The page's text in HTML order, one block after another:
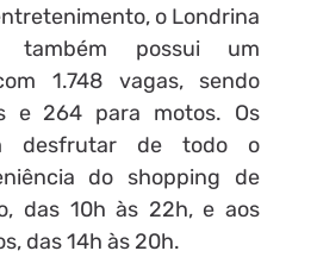
o Londrina
também possui um
1.748 vagas, sendo
e 264 para motos. Os
desfrutar de todo o
do shopping de
das 10h às 22h, e aos
das 14h às 20h.